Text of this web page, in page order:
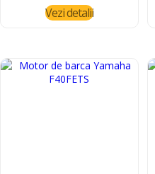
Vezi detalii